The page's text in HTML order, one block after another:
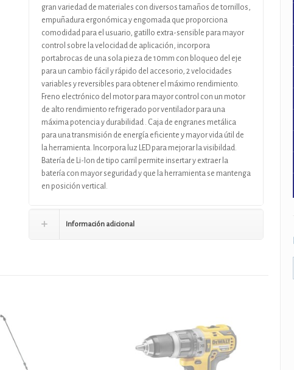
gran variedad de materiales con diversos tamaños de tornillos,
empuñadura ergonómica y engomada que proporciona
comodidad para el usuario, gatillo extra-sensible para mayor
control sobre la velocidad de aplicación, incorpora
portabrocas de una sola pieza de 10mm con bloqueo del eje
para un cambio fácil y rápido del accesorio, 2 velocidades
variables y reversibles para obtener el máximo rendimiento.
Freno electrónico del motor para mayor control con un motor
de alto rendimiento refrigerado por ventilador para una
máxima potencia y durabilidad . Caja de engranes metálica
para una transmisión de energía eficiente y mayor vida útil de
la herramienta. Incorpora luz LED para mejorar la visibildad.
Batería de Li-Ion de tipo carril permite insertar y extraer la
batería con mayor seguridad y que la herramienta se mantenga
en posición vertical.
Información adicional